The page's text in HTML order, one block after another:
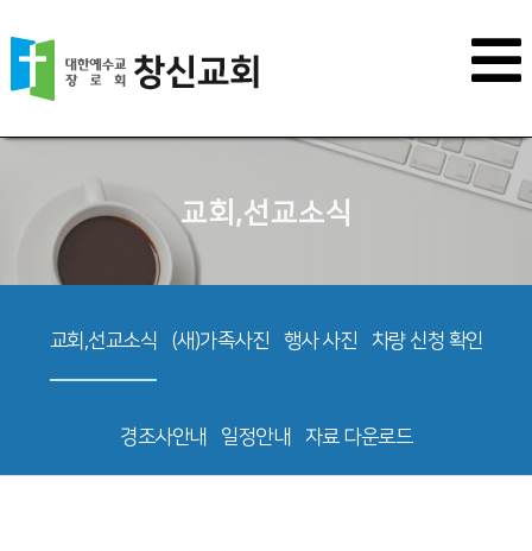
교회,선교소식
교회,선교소식 (새)가족사진 행사 사진 차량 신청 확인
경조사안내 일정안내 자료 다운로드